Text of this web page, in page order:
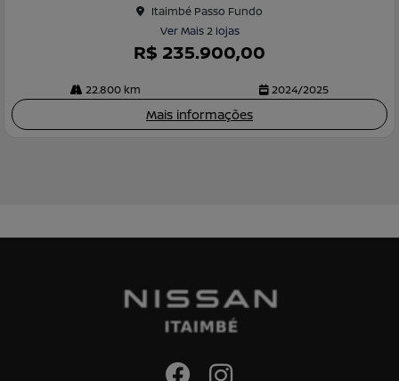
Itaimbé Passo Fundo
Ver Mais 2 lojas
R$ 235.900,00
22.800 km 2024/2025
Mais informações